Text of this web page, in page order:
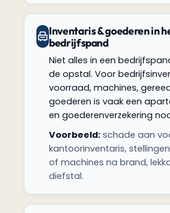
Inventaris & goederen in
bedrijfspand
Niet alles in een
de opstal. Voor
voorraad, machines,
goederen is vaak een
en goederenverzekering
Voorbeeld: schade aan
kantoorinventaris,
of machines na brand,
diefstal.